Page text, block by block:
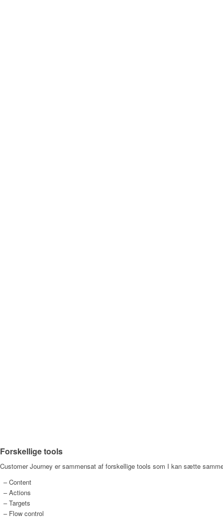
Forskellige tools
Customer Journey er sammensat af forskellige tools som I kan sætte
– Content
– Actions
– Targets
– Flow control